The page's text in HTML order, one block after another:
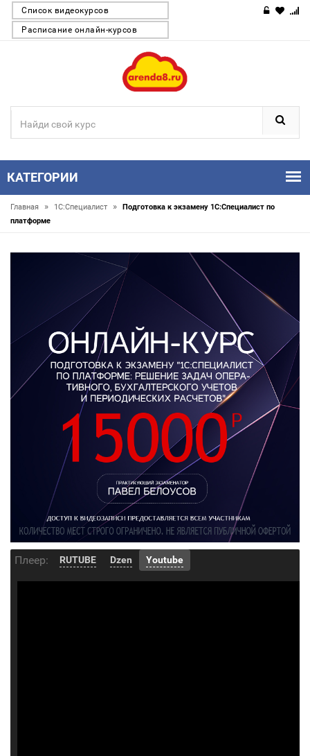
Список видеокурсов
Расписание онлайн-курсов
КАТЕГОРИИ
Главная » 1С:Специалист »
Подготовка к экзамену 1С:Специалист по
платформе
Плеер: RUTUBE Dzen Youtube